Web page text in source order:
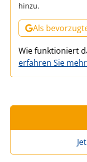
hinzu.
Als
Wie funktioniert
erfahren Sie mehr